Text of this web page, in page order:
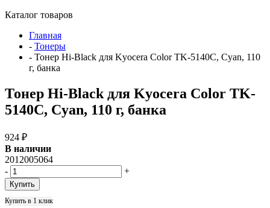
Каталог товаров
Главная
- Тонеры
- Тонер Hi-Black для Kyocera Color TK-5140C, Сyan, 110
г, банка
Тонер Hi-Black для Kyocera Color TK-
5140C, Сyan, 110 г, банка
924 ₽
В наличии
2012005064
-
+
Купить в 1 клик